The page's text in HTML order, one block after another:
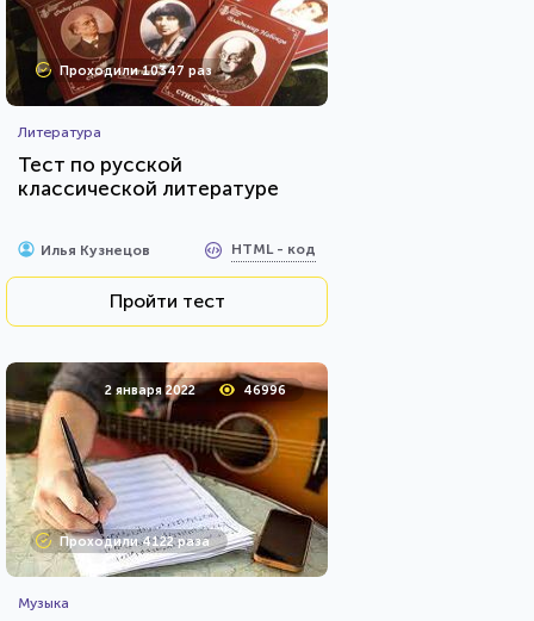
Проходили 10347 раз
Литература
Тест по русской
классической литературе
Илья Кузнецов HTML - код
Пройти тест
2 января 2022 46996
Проходили 4122 раза
Музыка